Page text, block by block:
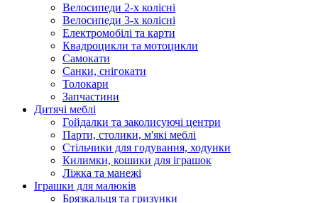
Велосипеди 2-х колісні
Велосипеди 3-х колісні
Електромобілі та карти
Квадроцикли та мотоцикли
Самокати
Санки, снігокати
Толокари
Запчастини
Дитячі меблі
Гойдалки та заколисуючі центри
Парти, столики, м'які меблі
Стільчики для годування, ходунки
Килимки, кошики для іграшок
Ліжка та манежі
Іграшки для малюків
Брязкальця та гризунки